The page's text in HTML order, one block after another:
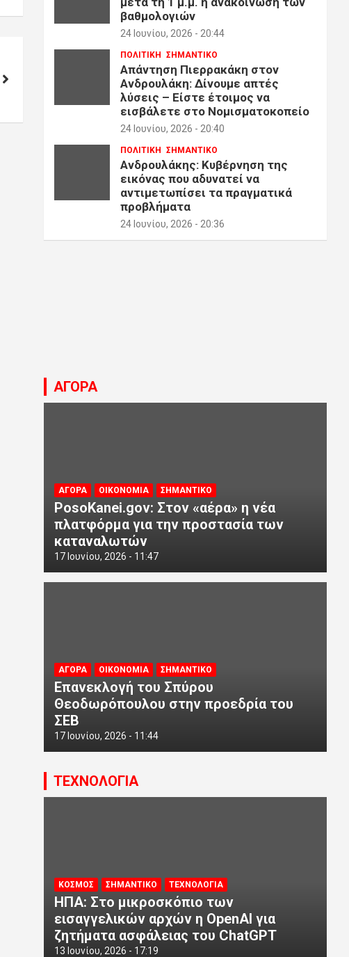
βαθμολογιών
24 Ιουνίου, 2026 - 20:44
ΠΟΛΙΤΙΚΗ ΣΗΜΑΝΤΙΚΟ
Απάντηση Πιερρακάκη στον
Ανδρουλάκη: Δίνουμε απτές
λύσεις – Είστε έτοιμος να
εισβάλετε στο Νομισματοκοπείο
24 Ιουνίου, 2026 - 20:40
ΠΟΛΙΤΙΚΗ ΣΗΜΑΝΤΙΚΟ
Ανδρουλάκης: Κυβέρνηση της
εικόνας που αδυνατεί να
αντιμετωπίσει τα πραγματικά
προβλήματα
24 Ιουνίου, 2026 - 20:36
ΑΓΟΡΑ
ΑΓΟΡΑ ΟΙΚΟΝΟΜΙΑ ΣΗΜΑΝΤΙΚΟ
PosoKanei.gov: Στον «αέρα» η νέα
πλατφόρμα για την προστασία των
καταναλωτών
17 Ιουνίου, 2026 - 11:47
ΑΓΟΡΑ ΟΙΚΟΝΟΜΙΑ ΣΗΜΑΝΤΙΚΟ
Επανεκλογή του Σπύρου
Θεοδωρόπουλου στην προεδρία του
ΣΕΒ
17 Ιουνίου, 2026 - 11:44
ΤΕΧΝΟΛΟΓΙΑ
ΚΟΣΜΟΣ ΣΗΜΑΝΤΙΚΟ ΤΕΧΝΟΛΟΓΙΑ
ΗΠΑ: Στο μικροσκόπιο των
εισαγγελικών αρχών η OpenAI για
ζητήματα ασφάλειας του ChatGPT
13 Ιουνίου, 2026 - 17:19